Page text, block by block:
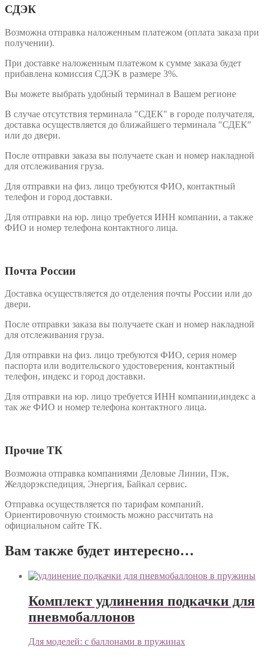
СДЭК
Возможна отправка наложенным платежом (оплата заказа при
получении).
При доставке наложенным платежом к сумме заказа будет
прибавлена комиссия СДЭК в размере 3%.
Вы можете выбрать удобный терминал в Вашем регионе
В случае отсутствия терминала "СДЕК" в городе получателя,
доставка осуществляется до ближайшего терминала "СДЕК"
или до двери.
После отправки заказа вы получаете скан и номер накладной
для отслеживания груза.
Для отправки на физ. лицо требуются ФИО, контактный
телефон и город доставки.
Для отправки на юр. лицо требуется ИНН компании, а также
ФИО и номер телефона контактного лица.
Почта России
Доставка осуществляется до отделения почты России или до
двери.
После отправки заказа вы получаете скан и номер накладной
для отслеживания груза.
Для отправки на физ. лицо требуются ФИО, серия номер
паспорта или водительского удостоверения, контактный
телефон, индекс и город доставки.
Для отправки на юр. лицо требуется ИНН компании,индекс а
так же ФИО и номер телефона контактного лица.
Прочие ТК
Возможна отправка компаниями Деловые Линии, Пэк,
Желдорэкспедиция, Энергия, Байкал сервис.
Отправка осуществляется по тарифам компаний.
Ориентировочную стоимость можно рассчитать на
официальном сайте ТК.
Вам также будет интересно…
Комплект удлинения подкачки для
пневмобаллонов
Для моделей: с баллонами в пружинах